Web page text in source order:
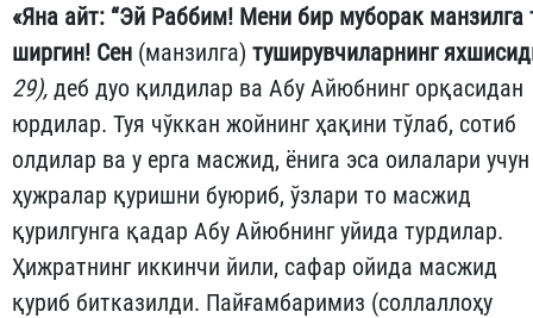
«Яна айт: “Эй Раббим! Мени бир муборак манзилга
ширгин! Сен (манзилга) туширувчиларнинг
29), деб дуо қилдилар ва Абу Айюбнинг орқасидан
юр­дилар. Туя чўккан жойнинг ҳақини тўлаб, сотиб
олдилар ва у ерга масжид, ёнига эса оилалари учун
ҳужралар қуришни буюриб, ўз­лари то масжид
қурилгунга қадар Абу Айюбнинг уйида турдилар.
Ҳижратнинг иккинчи йили, сафар ойида масжид
қуриб бит­казилди. Пайғамбаримиз (соллаллоҳу